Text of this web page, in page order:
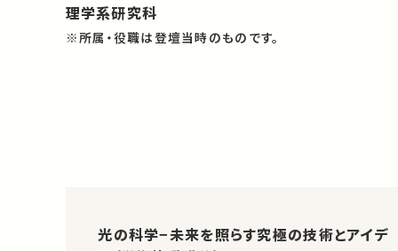
理学系研究科
※所属・役職は登壇当時のものです。
光の科学−未来を照らす究極の技術とアイデ